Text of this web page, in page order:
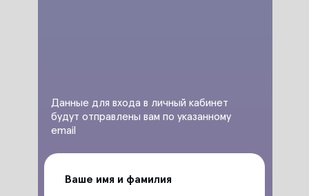
Данные для входа в личный кабинет
будут отправлены вам по указанному
email
Ваше имя и фамилия